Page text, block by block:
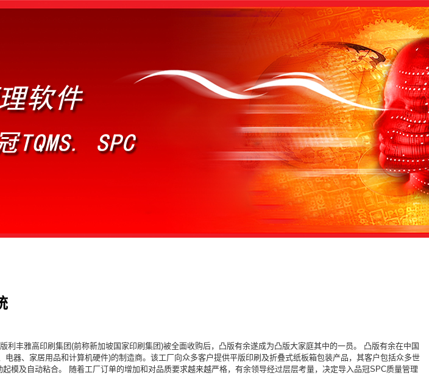
丰雅高印刷集团(前称新加坡国家印刷集团)被全面收购后，凸版有余遂成为凸版大家庭其中的一员。 凸版有余在中国
器、家居用品和计算机硬件)的制造商。该工厂向众多客户提供平版印刷及折叠式纸板箱包装产品，其客户包括众多世
及自动粘合。 随着工厂订单的增加和对品质要求越来越严格，有余领导经过层层考量，决定导入品冠SPC质量管理